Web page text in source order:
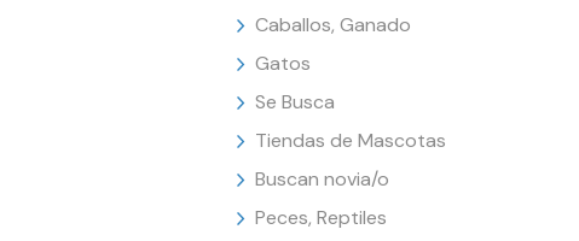
Caballos, Ganado
Gatos
Se Busca
Tiendas de Mascotas
Buscan novia/o
Peces, Reptiles